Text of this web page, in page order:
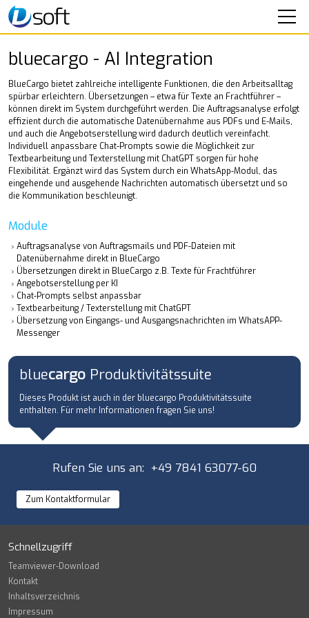
SOFTWARE
bluecargo - AI Integration
bluecargo - WhatsAPP-Messenger
bluecargo - Timocom-Integration
bluecargo - Cloudversion
bluebridge - Fahrer-App
bluematik - Fahrzeugortung
Online-Support
SEMINARE
IT-SERVICE
UNTERNEHMEN
KONTAKT
bluecargo - AI Integration
BlueCargo bietet zahlreiche intelligente Funktionen, die den Arbeitsalltag
spürbar erleichtern. Übersetzungen – etwa für Texte an Frachtführer –
können direkt im System durchgeführt werden. Die Auftragsanalyse erfolgt
effizient durch die automatische Datenübernahme aus PDFs und E-Mails,
und auch die Angebotserstellung wird dadurch deutlich vereinfacht.
Individuell anpassbare Chat-Prompts sowie die Möglichkeit zur
Textbearbeitung und Texterstellung mit ChatGPT sorgen für hohe
Flexibilität. Ergänzt wird das System durch ein WhatsApp-Modul, das
eingehende und ausgehende Nachrichten automatisch übersetzt und so
die Kommunikation beschleunigt.
Module
Auftragsanalyse von Auftragsmails und PDF-Dateien mit
Datenübernahme direkt in BlueCargo
Übersetzungen direkt in BlueCargo z.B. Texte für Frachtführer
Angebotserstellung per KI
Chat-Prompts selbst anpassbar
Textbearbeitung / Texterstellung mit ChatGPT
Übersetzung von Eingangs- und Ausgangsnachrichten im WhatsAPP-
Messenger
bluecargo Produktivitätssuite
Dieses Produkt ist auch in der bluecargo Produktivitätssuite
enthalten. Für mehr Informationen fragen Sie uns!
Rufen Sie uns an: +49 7841 63077-60
Zum Kontaktformular
Schnellzugriff
Teamviewer-Download
Kontakt
Inhaltsverzeichnis
Impressum